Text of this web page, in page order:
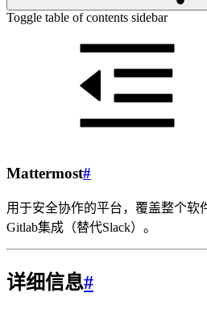
Toggle table of contents sidebar
Mattermost#
用于安全协作的平台，覆盖整个软
Gitlab集成（替代Slack）。
详细信息#